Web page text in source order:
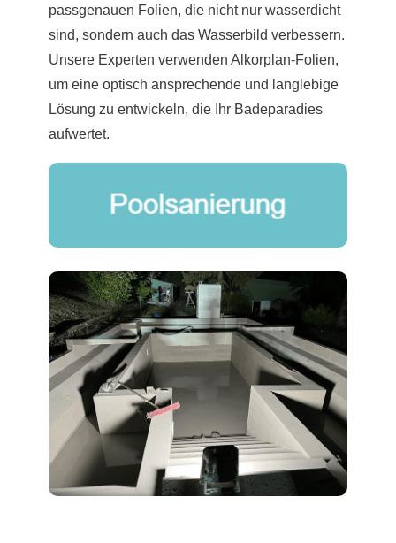
passgenauen Folien, die nicht nur wasserdicht
sind, sondern auch das Wasserbild verbessern.
Unsere Experten verwenden Alkorplan-Folien,
um eine optisch ansprechende und langlebige
Lösung zu entwickeln, die Ihr Badeparadies
aufwertet.